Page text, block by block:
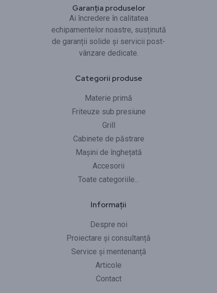
Garanția produselor
Ai încredere în calitatea
echipamentelor noastre, susținută
de garanții solide și servicii post-
vânzare dedicate.
Categorii produse
Materie primă
Friteuze sub presiune
Grill
Cabinete de păstrare
Mașini de înghețată
Accesorii
Toate categoriile...
Informații
Despre noi
Proiectare și consultanță
Service și mentenanță
Articole
Contact